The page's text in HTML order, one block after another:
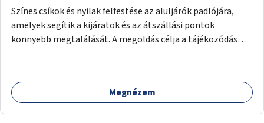
Színes csíkok és nyilak felfestése az aluljárók padlójára,
amelyek segítik a kijáratok és az átszállási pontok
könnyebb megtalálását. A megoldás célja a tájékozódás
Megnézem